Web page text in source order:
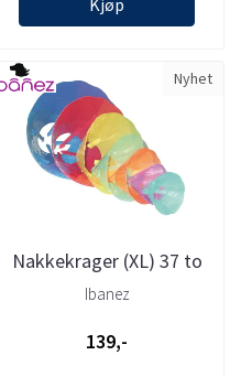
Nyhet
Nakkekrager (XL) 37 to
46cm, Ibanez
Ibanez
139,-